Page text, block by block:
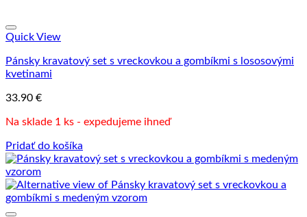
Quick View
Pánsky kravatový set s vreckovkou a gombíkmi s lososovými
kvetinami
33.90 €
Na sklade 1 ks - expedujeme ihneď
Pridať do košíka